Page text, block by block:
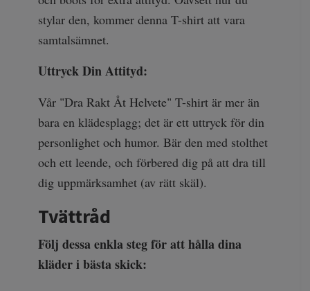
stylar den, kommer denna T-shirt att vara
samtalsämnet.
Uttryck Din Attityd:
Vår "Dra Rakt Åt Helvete" T-shirt är mer än
bara en klädesplagg; det är ett uttryck för din
personlighet och humor. Bär den med stolthet
och ett leende, och förbered dig på att dra till
dig uppmärksamhet (av rätt skäl).
Tvättråd
Följ dessa enkla steg för att hålla dina
kläder i bästa skick: